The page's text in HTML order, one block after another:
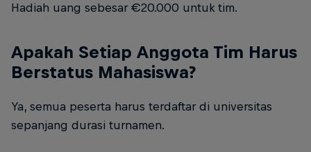
Hadiah uang sebesar €20.000 untuk tim.
Apakah Setiap Anggota Tim Harus
Berstatus Mahasiswa?
Ya, semua peserta harus terdaftar di universitas
sepanjang durasi turnamen.